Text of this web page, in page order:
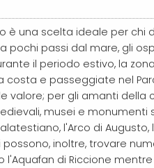
è una scelta ideale per
pochi passi dal mare, gli
il periodo estivo, la
e passeggiate nel
valore; per gli amanti della
musei e
l'Arco di
inoltre, trovare
l'Aquafan di Riccione